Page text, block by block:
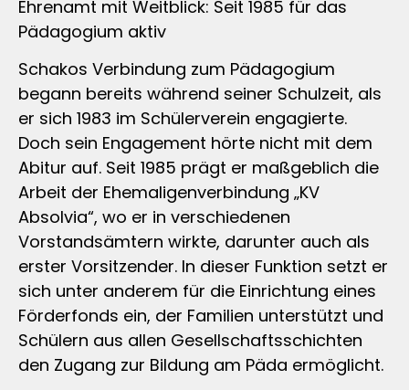
Ehrenamt mit Weitblick: Seit 1985 für das
Pädagogium aktiv
Schakos Verbindung zum Pädagogium
begann bereits während seiner Schulzeit, als
er sich 1983 im Schülerverein engagierte.
Doch sein Engagement hörte nicht mit dem
Abitur auf. Seit 1985 prägt er maßgeblich die
Arbeit der Ehemaligenverbindung „KV
Absolvia“, wo er in verschiedenen
Vorstandsämtern wirkte, darunter auch als
erster Vorsitzender. In dieser Funktion setzt er
sich unter anderem für die Einrichtung eines
Förderfonds ein, der Familien unterstützt und
Schülern aus allen Gesellschaftsschichten
den Zugang zur Bildung am Päda ermöglicht.